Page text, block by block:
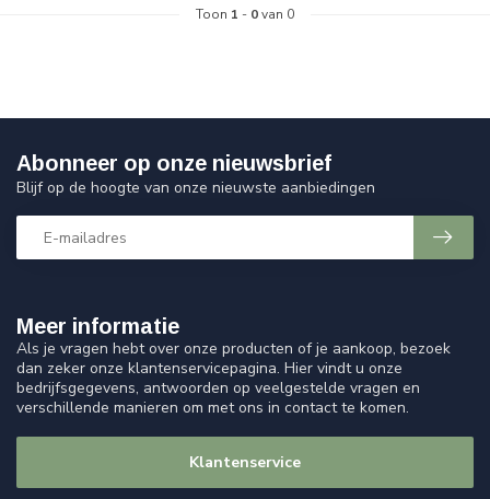
Toon 1 - 0van 0
Meer informatie
Als je vragen hebt over onze producten of je aankoop, bezoek
dan zeker onze klantenservicepagina. Hier vindt u onze
bedrijfsgegevens, antwoorden op veelgestelde vragen en
verschillende manieren om met ons in contact te komen.
Klantenservice
Abonneer op onze nieuwsbrief
Blijf op de hoogte van onze nieuwste aanbiedingen